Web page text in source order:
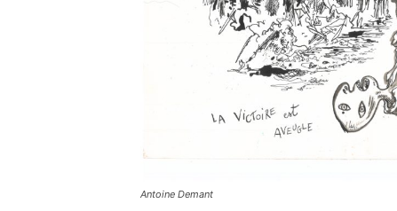
Antoine Demant